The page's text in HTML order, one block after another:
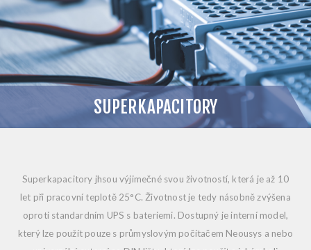
SUPERKAPACITORY
Superkapacitory jhsou výjimečné svou životností, která je až 10
let při pracovní teplotě 25°C. Životnost je tedy násobně zvýšena
oproti standardním UPS s bateriemi. Dostupný je interní model,
který lze použít pouze s průmyslovým počítačem Neousys a nebo